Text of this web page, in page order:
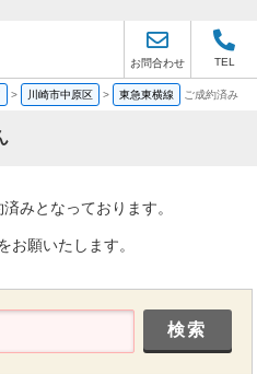
お問合わせ TEL
> 川崎市中原区 > 東急東横線 ご成約済み
みとなっております。
お願いたします。